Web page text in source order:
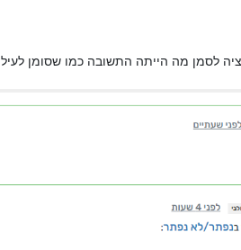
לסמן מה הייתה התשובה כמו שסומן לעיל